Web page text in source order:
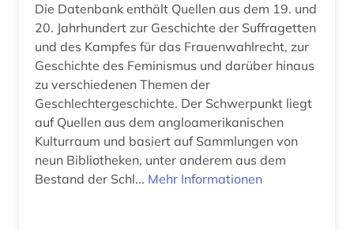
russland (13)
sachsen (1)
schweiz (1)
sicherheit (2)
singapur (1)
sinologie (2)
Die Datenbank enthält Quellen aus dem 19. und
20. Jahrhundert zur Geschichte der Suffragetten
und des Kampfes für das Frauenwahlrecht, zur
Geschichte des Feminismus und darüber hinaus
zu verschiedenen Themen der
Geschlechtergeschichte. Der Schwerpunkt liegt
auf Quellen aus dem angloamerikanischen
Kulturraum und basiert auf Sammlungen von
neun Bibliotheken, unter anderem aus dem
Bestand der Schl... Mehr Informationen